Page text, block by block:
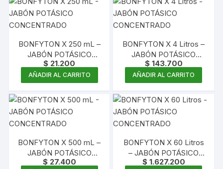
BONFYTON X 250 mL –
JABÓN POTÁSICO
CONCENTRADO
$ 21.200
AÑADIR AL CARRITO
BONFYTON X 4 Litros –
JABÓN POTÁSICO
CONCENTRADO
$143.700
AÑADIR AL CARRITO
BONFYTON X 500 mL –
JABÓN POTÁSICO
CONCENTRADO
$27.400
BONFYTON X 60 Litros
– JABÓN POTÁSICO
CONCENTRADO
$1.627.200